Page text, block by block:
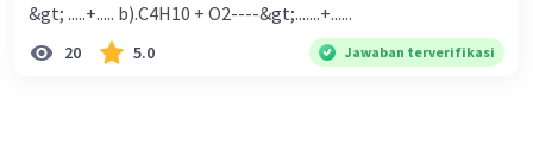
&gt; .....+..... b).C4H10 + O2----&gt;.......+......
20 5.0 Jawaban terverifikasi